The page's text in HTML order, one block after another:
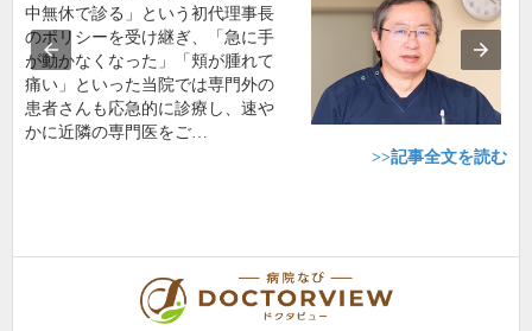
中無休で診る」という初代理事長
のポリシーを受け継ぎ、「急に手
が動かなくなった」「頬が腫れて
痛い」といった当院では専門外の
患者さんも応急的に診療し、速や
かに近隣の専門医をご…
>>記事全文を読む